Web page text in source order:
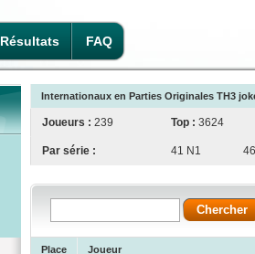
Résultats FAQ
Internationaux en Parties Originales TH3
Joueurs : 239 Top : 3624
Par série : 41 N1
Place Joueur